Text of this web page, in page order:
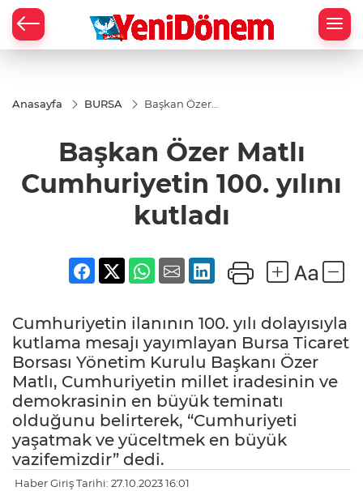
Anasayfa BURSA
Başkan Özer
100. yılını
kutladı
Başkan Özer Matlı
Cumhuriyetin 100. yılını
kutladı
Cumhuriyetin ilanının 100. yılı dolayısıyla
kutlama mesajı yayımlayan Bursa Ticaret
Borsası Yönetim Kurulu Başkanı Özer
Matlı, Cumhuriyetin millet iradesinin ve
demokrasinin en büyük teminatı
olduğunu belirterek, “Cumhuriyeti
yaşatmak ve yüceltmek en büyük
vazifemizdir” dedi.
Haber Giriş Tarihi: 27.10.2023 16:01